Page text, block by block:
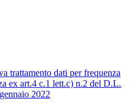
trattamento dati per frequenza
ex art.4 c.1 lett.c) n.2 del D.L.
2022